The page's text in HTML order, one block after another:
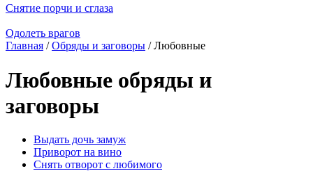
Снятие порчи и сглаза
Одолеть врагов
Главная /Обряды и заговоры / Любовные
Любовные обряды и
заговоры
Выдать дочь замуж
Приворот на вино
Снять отворот с любимого